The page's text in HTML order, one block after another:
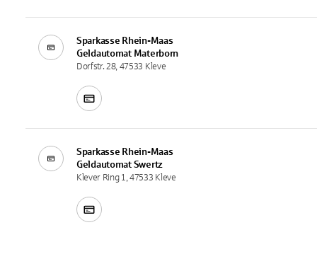
Sparkasse Rhein-Maas
Geldautomat Materborn
Dorfstr. 28, 47533 Kleve
Sparkasse Rhein-Maas
Geldautomat Swertz
Klever Ring 1, 47533 Kleve